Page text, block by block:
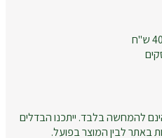
להמחשה בלבד. ייתכנו הבדלים
באתר לבין המוצר בפועל.